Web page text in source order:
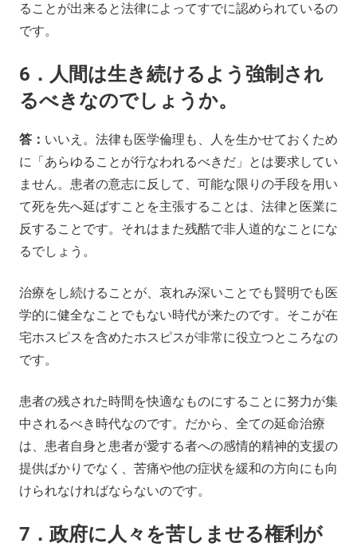
ることが出来ると法律によってすでに認められているの
です。
6．人間は生き続けるよう強制され
るべきなのでしょうか。
答： いいえ。法律も医学倫理も、人を生かせておくため
に「あらゆることが行なわれるべきだ」とは要求してい
ません。患者の意志に反して、可能な限りの手段を用い
て死を先へ延ばすことを主張することは、法律と医業に
反することです。それはまた残酷で非人道的なことにな
るでしょう。
治療をし続けることが、哀れみ深いことでも賢明でも医
学的に健全なことでもない時代が来たのです。そこが在
宅ホスピスを含めたホスピスが非常に役立つところなの
です。
患者の残された時間を快適なものにすることに努力が集
中されるべき時代なのです。だから、全ての延命治療
は、患者自身と患者が愛する者への感情的精神的支援の
提供ばかりでなく、苦痛や他の症状を緩和の方向にも向
けられなければならないのです。
7．政府に人々を苦しませる権利が